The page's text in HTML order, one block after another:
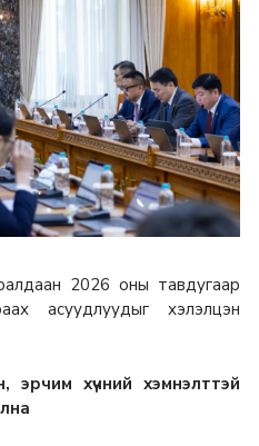
2026 оны тавдугаар
асуудлуудыг хэлэлцэн
эрчим хүчний хэмнэлттэй